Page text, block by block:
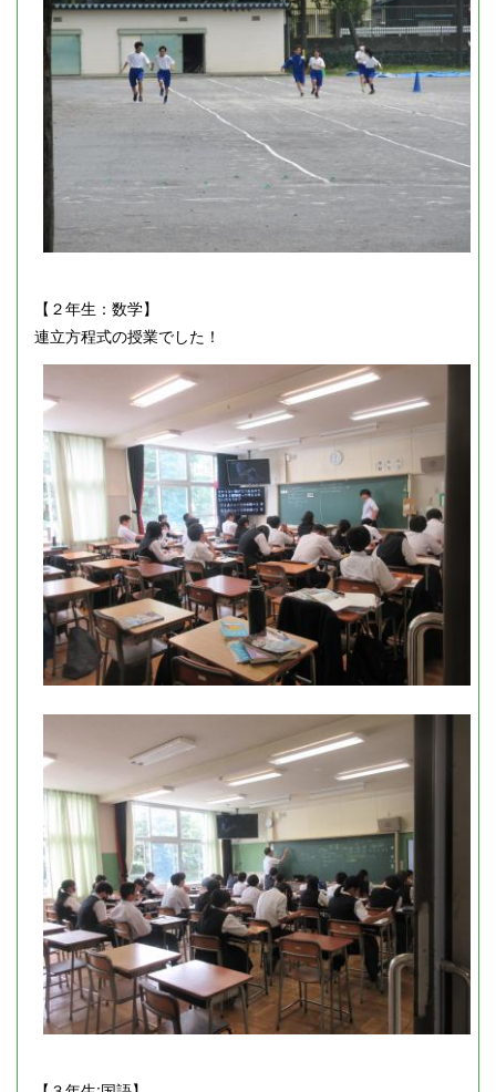
【２年生：数学】
連立方程式の授業でした！